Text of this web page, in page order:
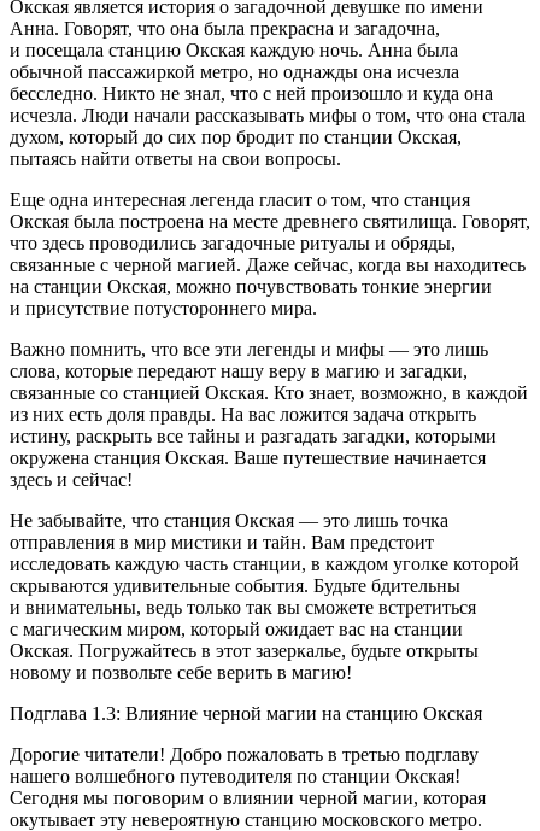
Окская является история о загадочной девушке по имени
Анна. Говорят, что она была прекрасна и загадочна,
и посещала станцию Окская каждую ночь. Анна была
обычной пассажиркой метро, но однажды она исчезла
бесследно. Никто не знал, что с ней произошло и куда она
исчезла. Люди начали рассказывать мифы о том, что она стала
духом, который до сих пор бродит по станции Окская,
пытаясь найти ответы на свои вопросы.
Еще одна интересная легенда гласит о том, что станция
Окская была построена на месте древнего святилища. Говорят,
что здесь проводились загадочные ритуалы и обряды,
связанные с черной магией. Даже сейчас, когда вы находитесь
на станции Окская, можно почувствовать тонкие энергии
и присутствие потустороннего мира.
Важно помнить, что все эти легенды и мифы — это лишь
слова, которые передают нашу веру в магию и загадки,
связанные со станцией Окская. Кто знает, возможно, в каждой
из них есть доля правды. На вас ложится задача открыть
истину, раскрыть все тайны и разгадать загадки, которыми
окружена станция Окская. Ваше путешествие начинается
здесь и сейчас!
Не забывайте, что станция Окская — это лишь точка
отправления в мир мистики и тайн. Вам предстоит
исследовать каждую часть станции, в каждом уголке которой
скрываются удивительные события. Будьте бдительны
и внимательны, ведь только так вы сможете встретиться
с магическим миром, который ожидает вас на станции
Окская. Погружайтесь в этот зазеркалье, будьте открыты
новому и позвольте себе верить в магию!
Подглава 1.3: Влияние черной магии на станцию Окская
Дорогие читатели! Добро пожаловать в третью подглаву
нашего волшебного путеводителя по станции Окская!
Сегодня мы поговорим о влиянии черной магии, которая
окутывает эту невероятную станцию московского метро.